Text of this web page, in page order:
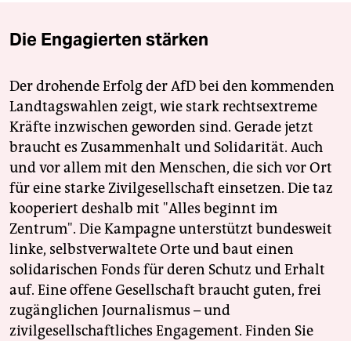
Die Engagierten stärken
Der drohende Erfolg der AfD bei den kommenden
Landtagswahlen zeigt, wie stark rechtsextreme
Kräfte inzwischen geworden sind. Gerade jetzt
braucht es Zusammenhalt und Solidarität. Auch
und vor allem mit den Menschen, die sich vor Ort
für eine starke Zivilgesellschaft einsetzen. Die taz
kooperiert deshalb mit "Alles beginnt im
Zentrum". Die Kampagne unterstützt bundesweit
linke, selbstverwaltete Orte und baut einen
solidarischen Fonds für deren Schutz und Erhalt
auf. Eine offene Gesellschaft braucht guten, frei
zugänglichen Journalismus – und
zivilgesellschaftliches Engagement. Finden Sie